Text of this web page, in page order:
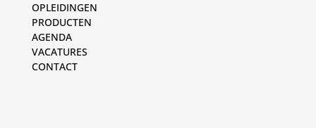
OPLEIDINGEN
PRODUCTEN
AGENDA
VACATURES
CONTACT